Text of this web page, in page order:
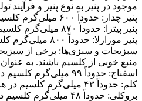
موجود در پنیر به نوع پنیر و فرآیند
پنیر چدار: حدوداً ۶۰۰ میلی‌گرم کلسیم در هر ۱۰۰ گرم پنیر.
پنیر پیتزا: حدوداً ۸۷۰ میلی‌گرم کلسیم در هر ۱۰۰ گرم پنیر.
پنیر موزارلا: حدوداً ۸۰۰ میلی‌گرم کلسیم در هر ۱۰۰ گرم پنیر.
سبزیجات و سبزی‌ها: برخی از
منبع خوبی از کلسیم باشند. به
اسفناج: حدوداً ۹۹ میلی‌گرم کلسیم در هر ۱۰۰ گرم اسفناج.
کلم: حدوداً ۴۳ میلی‌گرم کلسیم در هر ۱۰۰ گرم کلم.
بروکلی: حدوداً ۴۸ میلی‌گرم کلسیم در هر ۱۰۰ گرم بروکلی.